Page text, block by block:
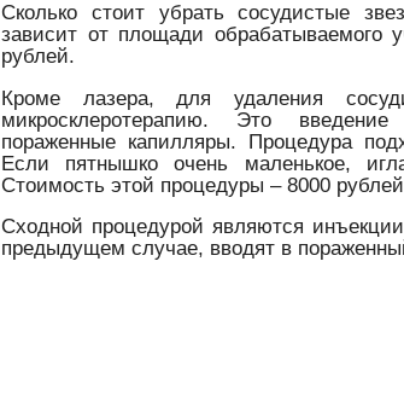
Сколько стоит убрать сосудистые
зависит от площади обрабатываемого
рублей.
Кроме лазера, для удаления
микросклеротерапию. Это
пораженные капилляры. Процедура
Если пятнышко очень маленькое,
Стоимость этой процедуры – 8000 рублей.
Сходной процедурой являются
предыдущем случае, вводят в